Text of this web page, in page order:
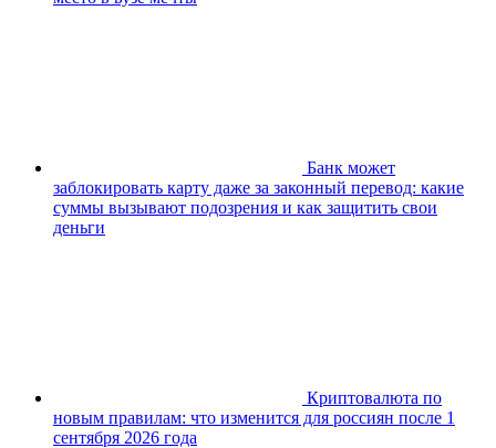
Банк может
заблокировать карту даже за законный перевод: какие
суммы вызывают подозрения и как защитить свои
деньги
Криптовалюта по
новым правилам: что изменится для россиян после 1
сентября 2026 года